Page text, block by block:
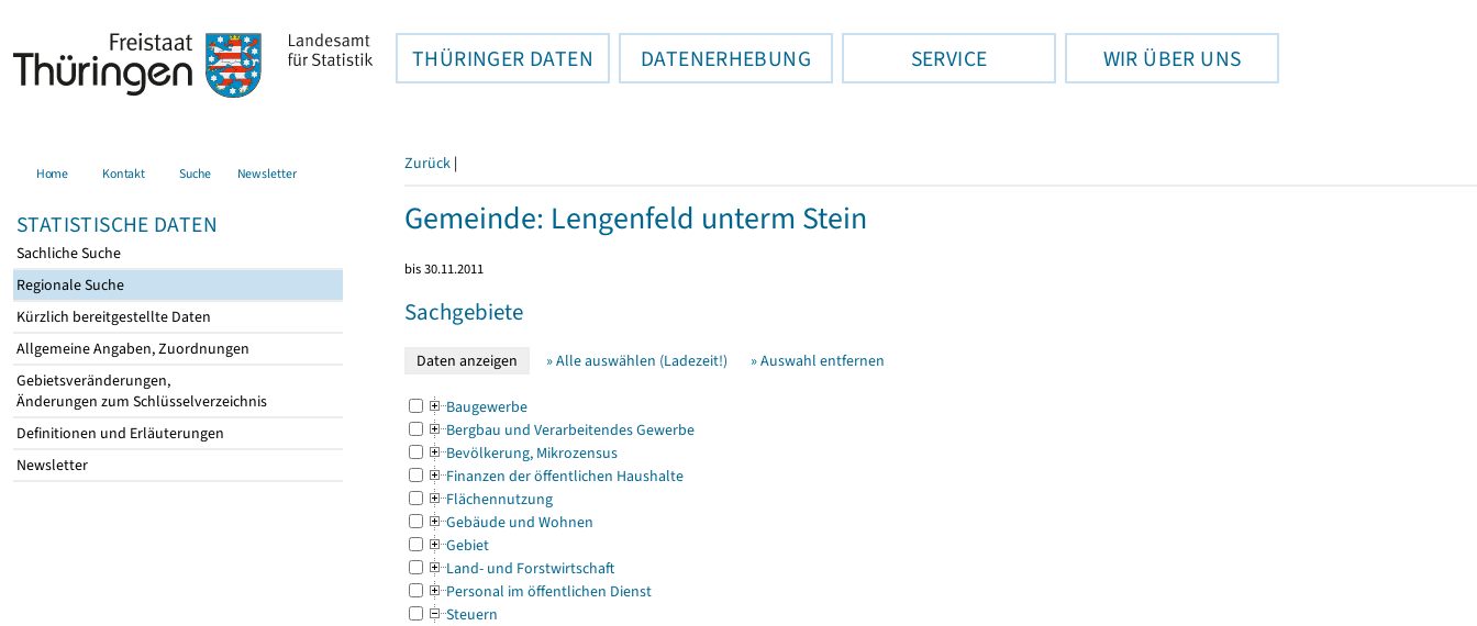
THÜRINGER DATEN DATENERHEBUNG SERVICE WIR ÜBER UNS
Home Kontakt Suche Newsletter
STATISTISCHE DATEN
Sachliche Suche
Regionale Suche
Kürzlich bereitgestellte Daten
Allgemeine Angaben, Zuordnungen
Gebietsveränderungen,
Änderungen zum Schlüsselverzeichnis
Definitionen und Erläuterungen
Newsletter
Zurück |
Gemeinde: Lengenfeld unterm Stein
bis 30.11.2011
Sachgebiete
» Alle auswählen (Ladezeit!) » Auswahl entfernen
Baugewerbe
Bergbau und Verarbeitendes Gewerbe
Bevölkerung, Mikrozensus
Finanzen der öffentlichen Haushalte
Flächennutzung
Gebäude und Wohnen
Gebiet
Land- und Forstwirtschaft
Personal im öffentlichen Dienst
Steuern